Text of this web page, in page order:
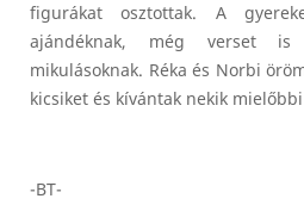
figurákat osztottak. A
ajándéknak, még verset
mikulásoknak. Réka és Norbi
kicsiket és kívántak nekik
-BT-